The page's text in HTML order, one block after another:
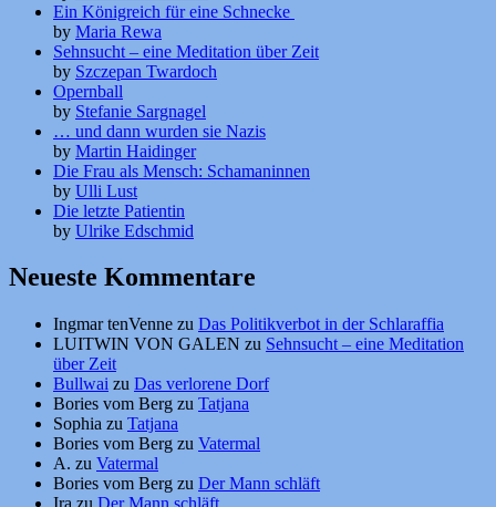
Ein Königreich für eine Schnecke
by Maria Rewa
Sehnsucht – eine Meditation über Zeit
by Szczepan Twardoch
Opernball
by Stefanie Sargnagel
… und dann wurden sie Nazis
by Martin Haidinger
Die Frau als Mensch: Schamaninnen
by Ulli Lust
Die letzte Patientin
by Ulrike Edschmid
Neueste Kommentare
Ingmar tenVenne zu Das Politikverbot in der Schlaraffia
LUITWIN VON GALEN zu Sehnsucht – eine Meditation
über Zeit
Bullwai zu Das verlorene Dorf
Bories vom Berg zu Tatjana
Sophia zu Tatjana
Bories vom Berg zu Vatermal
A. zu Vatermal
Bories vom Berg zu Der Mann schläft